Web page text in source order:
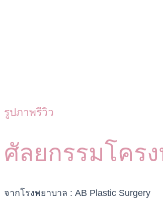
รูปภาพรีวิว
ศัลยกรรมโคร
จากโรงพยาบาล : AB Plastic Surgery